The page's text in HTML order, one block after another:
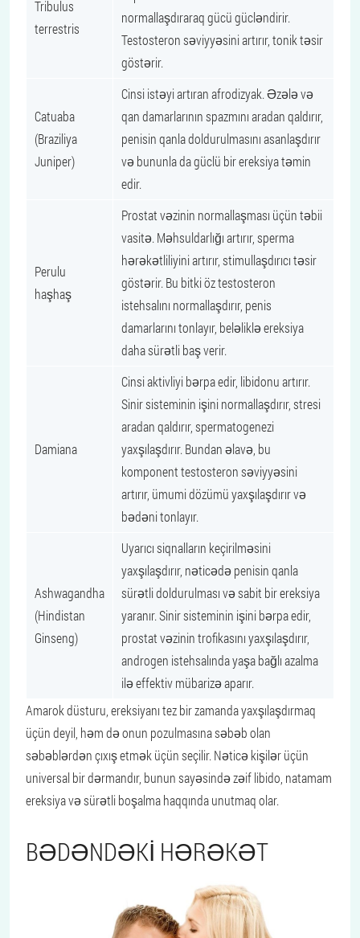
Tribulus
terrestris
normallaşdıraraq gücü gücləndirir.
Testosteron səviyyəsini artırır, tonik təsir
göstərir.
Catuaba
(Braziliya
Juniper)
Cinsi istəyi artıran afrodizyak. Əzələ və
qan damarlarının spazmını aradan qaldırır,
penisin qanla doldurulmasını asanlaşdırır
və bununla da güclü bir ereksiya təmin
edir.
Perulu
haşhaş
Prostat vəzinin normallaşması üçün təbii
vasitə. Məhsuldarlığı artırır, sperma
hərəkətliliyini artırır, stimullaşdırıcı təsir
göstərir. Bu bitki öz testosteron
istehsalını normallaşdırır, penis
damarlarını tonlayır, beləliklə ereksiya
daha sürətli baş verir.
Damiana
Cinsi aktivliyi bərpa edir, libidonu artırır.
Sinir sisteminin işini normallaşdırır, stresi
aradan qaldırır, spermatogenezi
yaxşılaşdırır. Bundan əlavə, bu
komponent testosteron səviyyəsini
artırır, ümumi dözümü yaxşılaşdırır və
bədəni tonlayır.
Ashwagandha
(Hindistan
Ginseng)
Uyarıcı siqnalların keçirilməsini
yaxşılaşdırır, nəticədə penisin qanla
sürətli doldurulması və sabit bir ereksiya
yaranır. Sinir sisteminin işini bərpa edir,
prostat vəzinin trofikasını yaxşılaşdırır,
androgen istehsalında yaşa bağlı azalma
ilə effektiv mübarizə aparır.
Amarok düsturu, ereksiyanı tez bir zamanda yaxşılaşdırmaq
üçün deyil, həm də onun pozulmasına səbəb olan
səbəblərdən çıxış etmək üçün seçilir. Nəticə kişilər üçün
universal bir dərmandır, bunun sayəsində zəif libido, natamam
ereksiya və sürətli boşalma haqqında unutmaq olar.
BƏDƏNDƏKI HƏRƏKƏT